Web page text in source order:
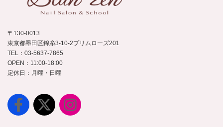
〒130-0013
東京都墨田区錦糸3-10-2プリムローズ201
TEL：03-5637-7865
OPEN：11:00-18:00
定休日：月曜・日曜